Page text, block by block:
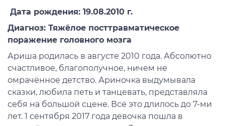
Дата рождения: 19.08.2010 г.
Диагноз: Тяжёлое посттравматическое
поражение головного мозга
Ариша родилась в августе 2010 года. Абсолютно
счастливое, благополучное, ничем не
омрачённое детство. Ариночка выдумывала
сказки, любила петь и танцевать, представляла
себя на большой сцене. Всё это длилось до 7-ми
лет. 1 сентября 2017 года девочка пошла в